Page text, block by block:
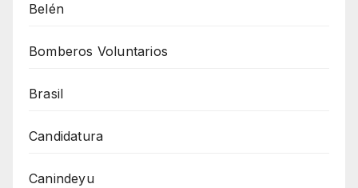
Belén
Bomberos Voluntarios
Brasil
Candidatura
Canindeyu